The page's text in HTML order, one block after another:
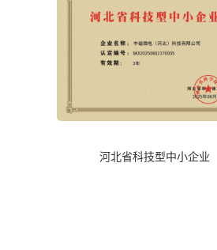
河北省科技型中小企业